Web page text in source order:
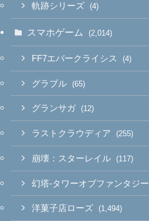
軌跡シリーズ (4)
スマホゲーム (2,014)
FF7エバークライシス (4)
グラブル (65)
グランサガ (12)
ラストクラウディア (255)
崩壊：スターレイル (117)
幻塔-タワーオブファンタジー
洋菓子店ローズ (1,494)